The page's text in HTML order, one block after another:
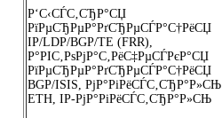
Р‘С‹СЃС‚СЂР°СЏ
РїРµСЂРµР°РґСЂРµСЃР°С†РёСЏ
IP/LDP/BGP/TE (FRR),
Р°РІС‚РѕРјР°С‚РёС‡РµСЃРєР°СЏ
РїРµСЂРµР°РґСЂРµСЃР°С†РёСЏ
BGP/ISIS, РјР°РіРёСЃС‚СЂР°Р»СЊ
ETH, IP-РјР°РіРёСЃС‚СЂР°Р»СЊ